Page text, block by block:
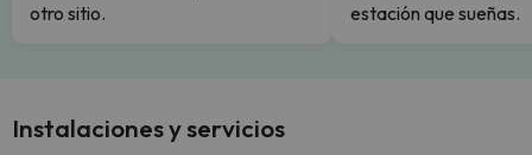
otro sitio.
estación que sueñas.
Instalaciones y servicios